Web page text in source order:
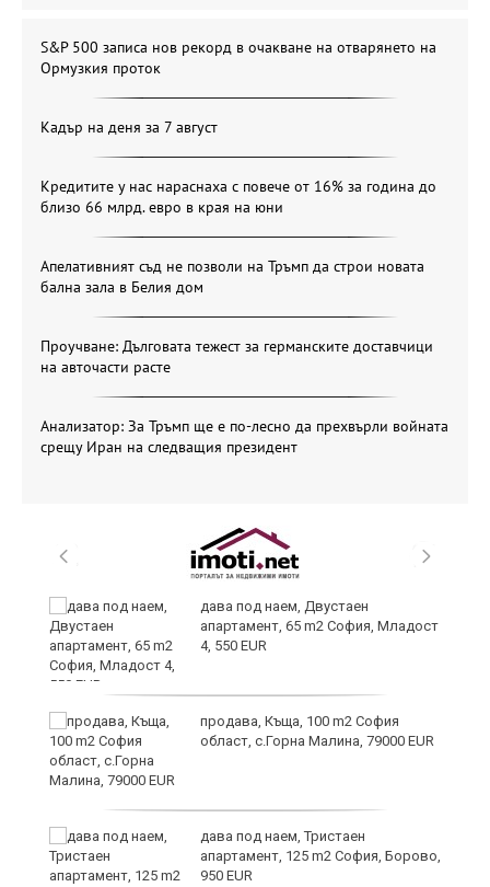
S&P 500 записа нов рекорд в очакване на отварянето на
Ормузкия проток
Кадър на деня за 7 август
Кредитите у нас нараснаха с повече от 16% за година до
близо 66 млрд. евро в края на юни
Апелативният съд не позволи на Тръмп да строи новата
бална зала в Белия дом
Проучване: Дълговата тежест за германските доставчици
на авточасти расте
Анализатор: За Тръмп ще е по-лесно да прехвърли войната
срещу Иран на следващия президент
дава под наем, Двустаен
апартамент, 65 m2 София, Младост
4, 550 EUR
продава, Къща, 100 m2 София
област, с.Горна Малина, 79000 EUR
дава под наем, Тристаен
апартамент, 125 m2 София, Борово,
950 EUR